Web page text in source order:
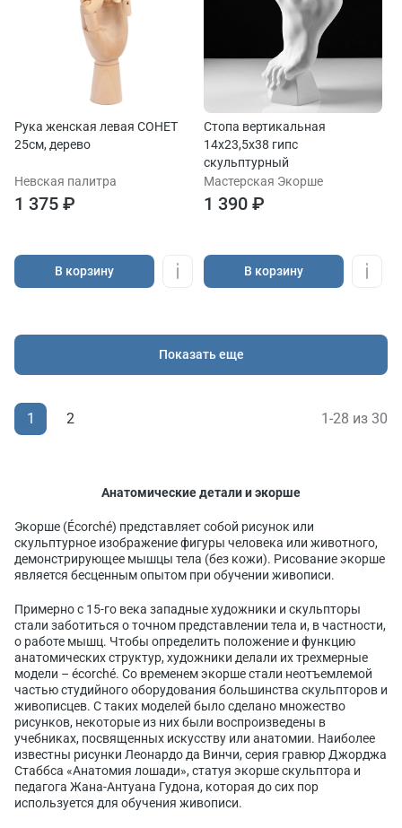
Рука женская левая СОНЕТ
25см, дерево
Невская палитра
1 375 ₽
В корзину
Стопа вертикальная
14x23,5x38 гипс
скульптурный
Мастерская Экорше
1 390 ₽
В корзину
Показать еще
1 2 1-28 из 30
Анатомические детали и экорше
Экорше (Écorché) представляет собой рисунок или
скульптурное изображение фигуры человека или животного,
демонстрирующее мышцы тела (без кожи). Рисование экорше
является бесценным опытом при обучении живописи.
Примерно с 15-го века западные художники и скульпторы
стали заботиться о точном представлении тела и, в частности,
о работе мышц. Чтобы определить положение и функцию
анатомических структур, художники делали их трехмерные
модели – écorché. Со временем экорше стали неотъемлемой
частью студийного оборудования большинства скульпторов и
живописцев. С таких моделей было сделано множество
рисунков, некоторые из них были воспроизведены в
учебниках, посвященных искусству или анатомии. Наиболее
известны рисунки Леонардо да Винчи, серия гравюр Джорджа
Стаббса «Анатомия лошади», статуя экорше скульптора и
педагога Жана-Антуана Гудона, которая до сих пор
используется для обучения живописи.